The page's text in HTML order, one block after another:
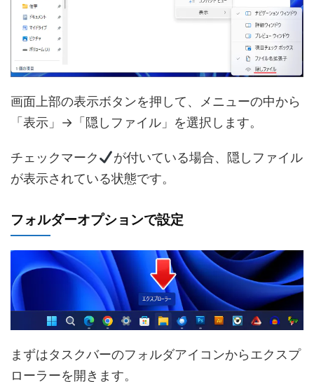
画面上部の表示ボタンを押して、メニューの中から
「表示」→「隠しファイル」を選択します。
チェックマーク
が付いている場合、隠しファイル
が表示されている状態です。
フォルダーオプションで設定
まずはタスクバーのフォルダアイコンからエクスプ
ローラーを開きます。